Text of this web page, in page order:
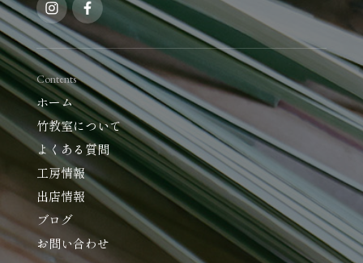
Contents
ホーム
竹教室について
よくある質問
工房情報
出店情報
ブログ
お問い合わせ